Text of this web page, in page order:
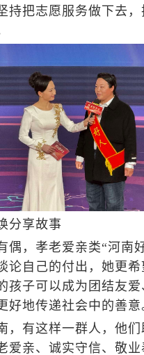
持把志愿服务做下去
享故事
，孝老爱亲类“河南
论自己的付出，她更
孩子可以成为团结友
好地传递社会中的善意
有这样一群人，他们
爱亲、诚实守信、敬